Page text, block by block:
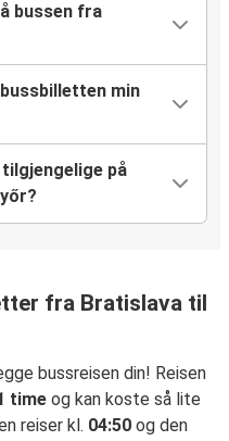
bussen fra
min
på
fra Bratislava til
bussreisen din! Reisen
time og kan koste så lite
reiser kl. 04:50 og den